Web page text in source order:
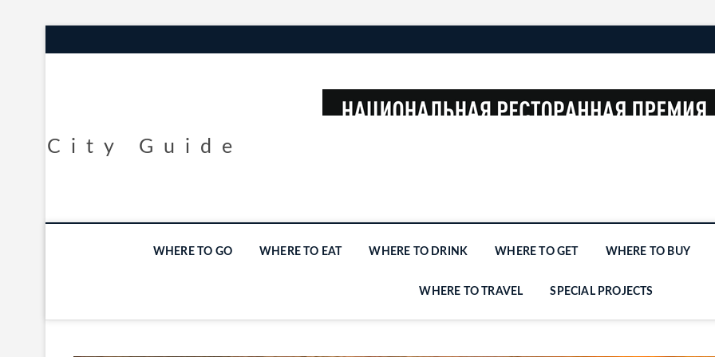
City Guide
WHERE TO GO WHERE TO EAT WHERE TO DRINK WHERE TO GET WHERE TO BUY
WHERE TO TRAVEL SPECIAL PROJECTS